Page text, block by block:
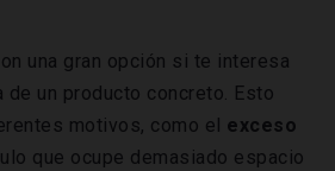
una gran opción si te interesa
de un producto concreto. Esto
motivos, como el exceso
que ocupe demasiado espacio